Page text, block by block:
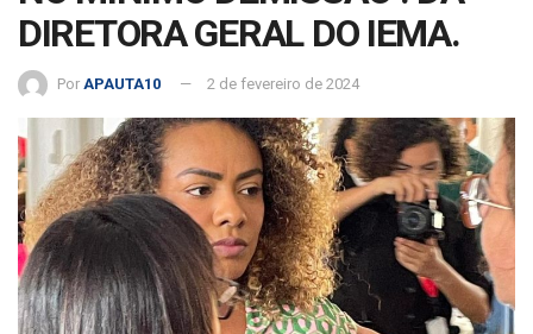
DIRETORA GERAL DO IEMA.
Por APAUTA10 2 de fevereiro de 2024